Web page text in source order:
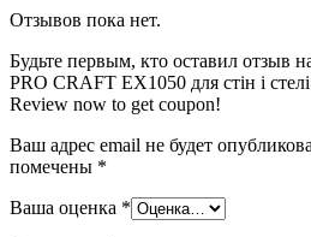
Отзывов пока нет.
Будьте первым, кто оставил отзыв
PRO CRAFT EX1050 для стін і
Review now to get coupon!
Ваш адрес email не будет
помечены *
Ваша оценка *